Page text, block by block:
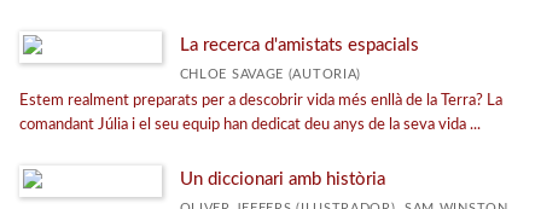
La recerca d'amistats espacials
CHLOE SAVAGE (AUTORIA)
Estem realment preparats per a descobrir vida més enllà de la Terra? La
comandant Júlia i el seu equip han dedicat deu anys de la seva vida ...
Un diccionari amb història